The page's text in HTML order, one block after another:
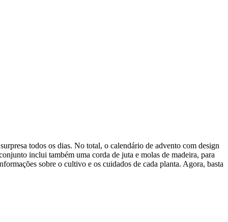
todos os dias. No total, o calendário de advento com design
inclui também uma corda de juta e molas de madeira, para
sobre o cultivo e os cuidados de cada planta. Agora, basta